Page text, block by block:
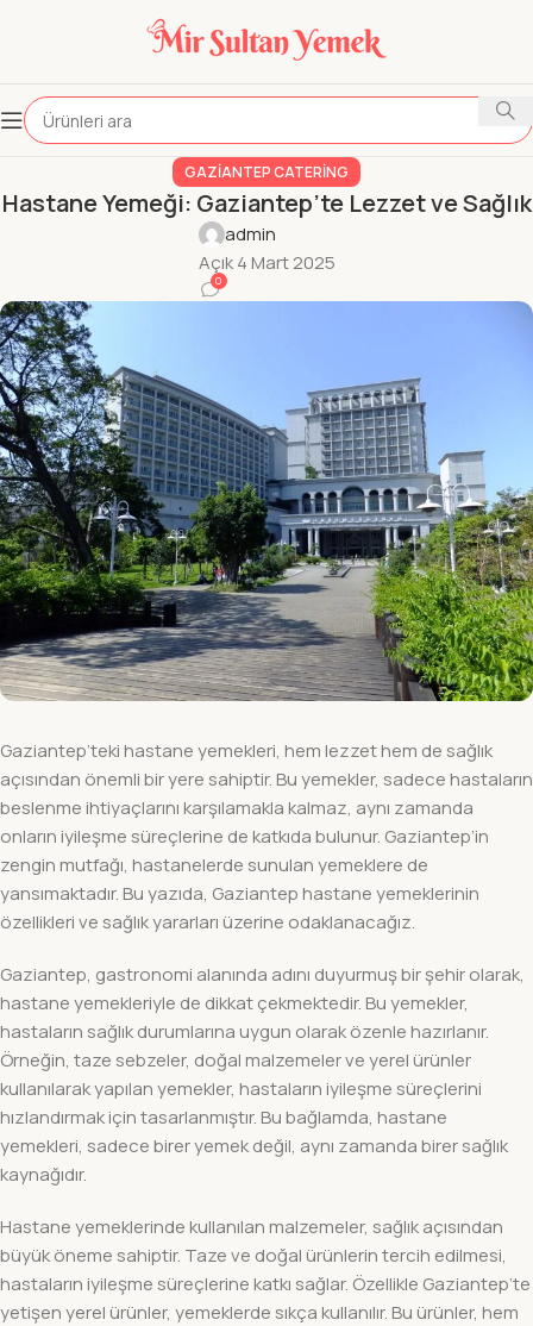
GAZIANTEP CATERING
Hastane Yemeği: Gaziantep’te Lezzet ve Sağlık
admin
Açık 4 Mart 2025
0
Gaziantep’teki hastane yemekleri, hem lezzet hem de sağlık
açısından önemli bir yere sahiptir. Bu yemekler, sadece hastaların
beslenme ihtiyaçlarını karşılamakla kalmaz, aynı zamanda
onların iyileşme süreçlerine de katkıda bulunur. Gaziantep’in
zengin mutfağı, hastanelerde sunulan yemeklere de
yansımaktadır. Bu yazıda, Gaziantep hastane yemeklerinin
özellikleri ve sağlık yararları üzerine odaklanacağız.
Gaziantep, gastronomi alanında adını duyurmuş bir şehir olarak,
hastane yemekleriyle de dikkat çekmektedir. Bu yemekler,
hastaların sağlık durumlarına uygun olarak özenle hazırlanır.
Örneğin, taze sebzeler, doğal malzemeler ve yerel ürünler
kullanılarak yapılan yemekler, hastaların iyileşme süreçlerini
hızlandırmak için tasarlanmıştır. Bu bağlamda, hastane
yemekleri, sadece birer yemek değil, aynı zamanda birer sağlık
kaynağıdır.
Hastane yemeklerinde kullanılan malzemeler, sağlık açısından
büyük öneme sahiptir. Taze ve doğal ürünlerin tercih edilmesi,
hastaların iyileşme süreçlerine katkı sağlar. Özellikle Gaziantep’te
yetişen yerel ürünler, yemeklerde sıkça kullanılır. Bu ürünler, hem